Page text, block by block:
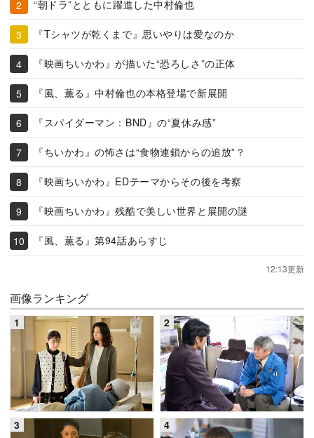
“朝ドラ”とともに躍進した中村倫也
『Tシャツが乾くまで』思いやりは愛なのか
『映画ちいかわ』が描いた“恐ろしさ”の正体
『風、薫る』中村倫也の本格登場で新展開
『スパイダーマン：BND』の“夏休み感”
『ちいかわ』の怖さは“食物連鎖からの追放”？
『映画ちいかわ』EDテーマからその後を考察
『映画ちいかわ』残酷で美しい世界と展開の謎
『風、薫る』第94話あらすじ
12:13更新
画像ランキング